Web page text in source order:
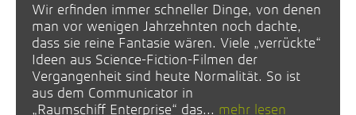
Wir erfinden immer schneller Dinge, von denen
man vor wenigen Jahrzehnten noch dachte,
dass sie reine Fantasie wären. Viele „verrückte“
Ideen aus Science-Fiction-Filmen der
Vergangenheit sind heute Normalität. So ist
aus dem Communicator in
„Raumschiff Enterprise“ das... mehr lesen